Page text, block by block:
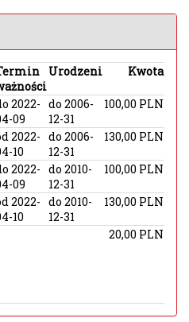
Urodzeni Kwota
2022-
09
do 2006-
12-31
100,00 PLN
2022-
10
do 2006-
12-31
130,00 PLN
2022-
09
do 2010-
12-31
100,00 PLN
2022-
10
do 2010-
12-31
130,00 PLN
20,00 PLN